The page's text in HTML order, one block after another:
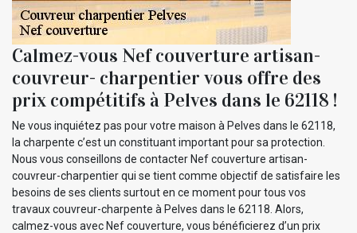
Calmez-vous Nef couverture artisan-
couvreur- charpentier vous offre des
prix compétitifs à Pelves dans le 62118 !
Ne vous inquiétez pas pour votre maison à Pelves dans le 62118,
la charpente c’est un constituant important pour sa protection.
Nous vous conseillons de contacter Nef couverture artisan-
couvreur-charpentier qui se tient comme objectif de satisfaire les
besoins de ses clients surtout en ce moment pour tous vos
travaux couvreur-charpente à Pelves dans le 62118. Alors,
calmez-vous avec Nef couverture, vous bénéficierez d’un prix